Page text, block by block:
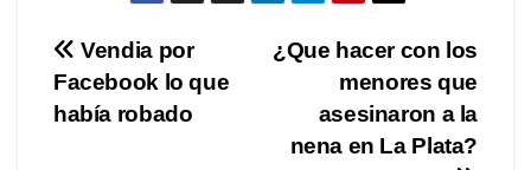
Navegación
de
¿Que hacer con los
menores que
asesinaron a la
nena en La Plata?
Vendia por
Facebook lo que
había robado